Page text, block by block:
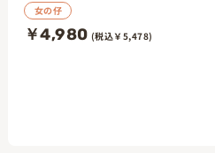
女の仔
￥4,980 (税込￥5,478)